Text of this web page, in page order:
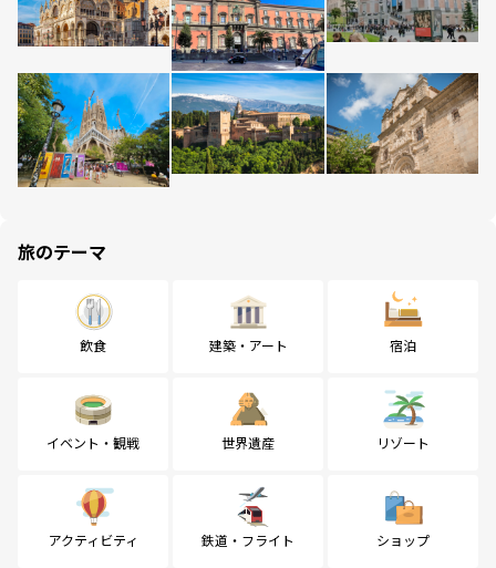
旅のテーマ
飲食 建築・アート 宿泊
イベント・観戦 世界遺産 リゾート
アクティビティ 鉄道・フライト ショップ